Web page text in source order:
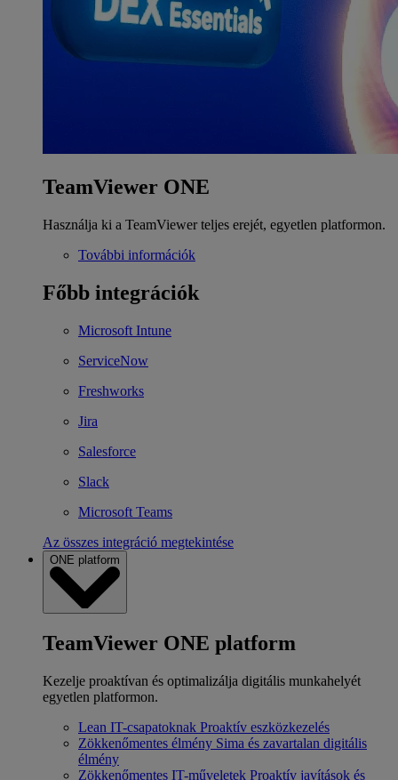
TeamViewer ONE
Használja ki a TeamViewer teljes erejét, egyetlen platformon.
További információk
Főbb integrációk
Microsoft Intune
ServiceNow
Freshworks
Jira
Salesforce
Slack
Microsoft Teams
Az összes integráció megtekintése
ONE platform
TeamViewer ONE platform
Kezelje proaktívan és optimalizálja digitális munkahelyét
egyetlen platformon.
Lean IT-csapatoknak Proaktív eszközkezelés
Zökkenőmentes élmény Sima és zavartalan digitális
élmény
Zökkenőmentes IT-műveletek Proaktív javítások és